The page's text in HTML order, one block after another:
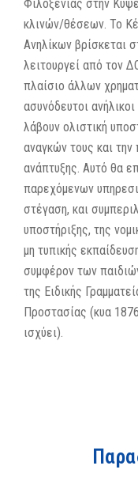
Φιλοξενίας στην
κλινών/θέσεων. Το
Ανηλίκων βρίσκεται
λειτουργεί από τον
πλαίσιο άλλων
ασυνόδευτοι
λάβουν ολιστική
αναγκών τους και
ανάπτυξης. Αυτό θα
παρεχόμενων
στέγαση, και
υποστήριξης, της
μη τυπικής
συμφέρον των
της Ειδικής
Προστασίας (κυα
ισχύει).